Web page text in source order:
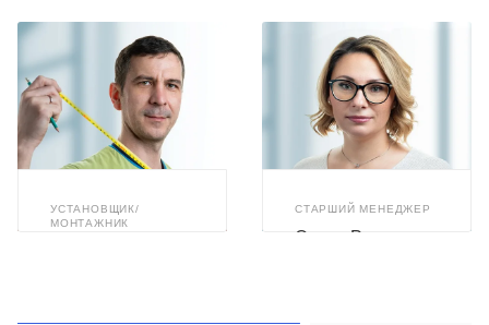
УСТАНОВЩИК/
МОНТАЖНИК
СТАРШИЙ МЕНЕДЖЕР
Олеся Романюк